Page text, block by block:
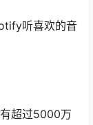
听喜欢的音
超过5000万